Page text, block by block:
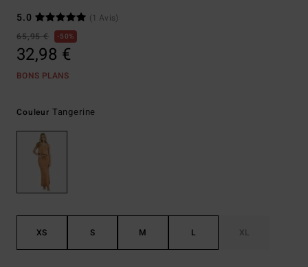
5.0
(1 Avis)
65,95 €
50%
32,98 €
BONS PLANS
Couleur Tangerine
XS S M L XL